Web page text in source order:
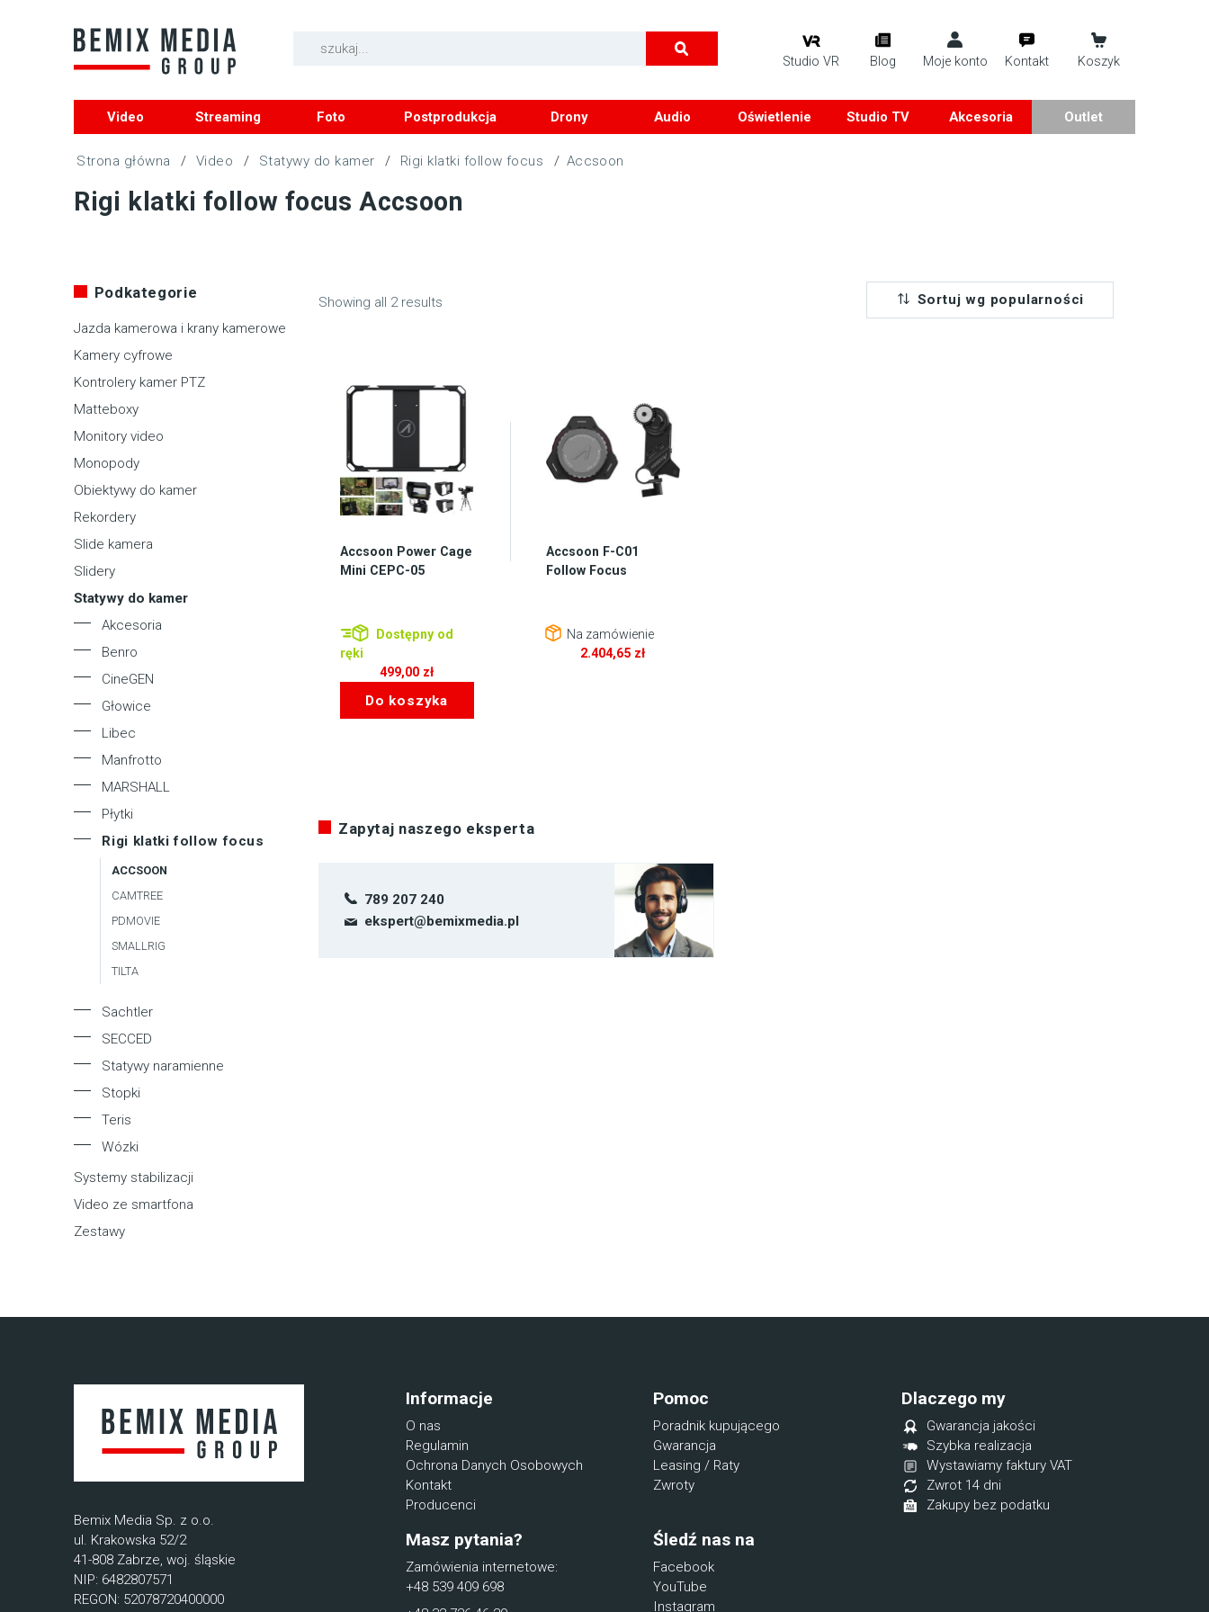
Studio VR Blog Moje konto Kontakt Koszyk
Video Streaming Foto Postprodukcja Drony Audio Oświetlenie Studio TV Akcesoria Outlet
/ Video / Statywy do kamer / Rigi klatki follow focus / Accsoon
Rigi klatki follow focus Accsoon
Podkategorie
Jazda kamerowa i krany kamerowe
Kamery cyfrowe
Kontrolery kamer PTZ
Matteboxy
Monitory video
Monopody
Obiektywy do kamer
Rekordery
Slide kamera
Slidery
Statywy do kamer
Akcesoria
Benro
CineGEN
Głowice
Libec
Manfrotto
MARSHALL
Płytki
Rigi klatki follow focus
ACCSOON
CAMTREE
PDMOVIE
SMALLRIG
TILTA
Sachtler
SECCED
Statywy naramienne
Stopki
Teris
Wózki
Systemy stabilizacji
Video ze smartfona
Zestawy
Showing all 2 results Sortuj wg popularności
Accsoon Power Cage
Mini CEPC-05
Dostępny od
ręki
499,00 zł
Do koszyka
Accsoon F-C01
Follow Focus
Na zamówienie
2.404,65 zł
Zapytaj naszego eksperta
789 207 240
ekspert@bemixmedia.pl
Bemix Media Sp. z o.o.
ul. Krakowska 52/2
41-808 Zabrze, woj. śląskie
NIP: 6482807571
REGON: 52078720400000
Informacje
O nas
Regulamin
Ochrona Danych Osobowych
Kontakt
Producenci
Pomoc
Poradnik kupującego
Gwarancja
Leasing / Raty
Zwroty
Dlaczego my
Gwarancja jakości
Szybka realizacja
Wystawiamy faktury VAT
Zwrot 14 dni
Zakupy bez podatku
Masz pytania?
Zamówienia internetowe:
+48 539 409 698
Śledź nas na
Facebook
YouTube
Instagram